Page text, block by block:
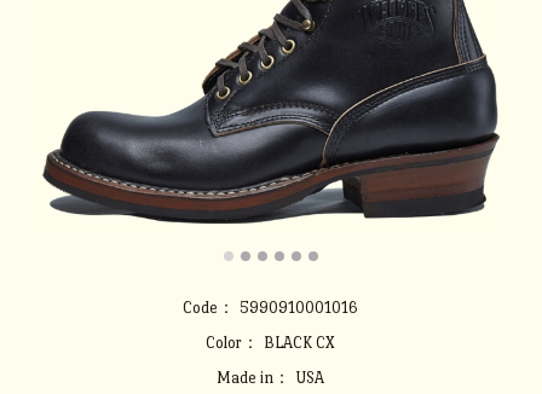
Code：
5990910001016
Color：
BLACK CX
Made in：
USA